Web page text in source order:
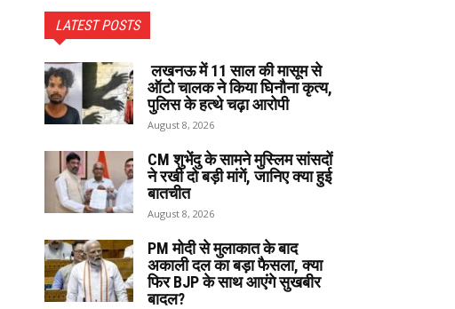
LATEST POSTS
लखनऊ में 11 साल की मासूम से
ऑटो चालक ने किया घिनौना कृत्य,
पुलिस के हत्थे चढ़ा आरोपी
August 8, 2026
CM शुभेंदु के सामने मुस्लिम सांसदों
ने रखी दो बड़ी मांगें, जानिए क्या हुई
बातचीत
August 8, 2026
PM मोदी से मुलाकात के बाद
अकाली दल का बड़ा फैसला, क्या
फिर BJP के साथ आएंगे सुखबीर
बादल?